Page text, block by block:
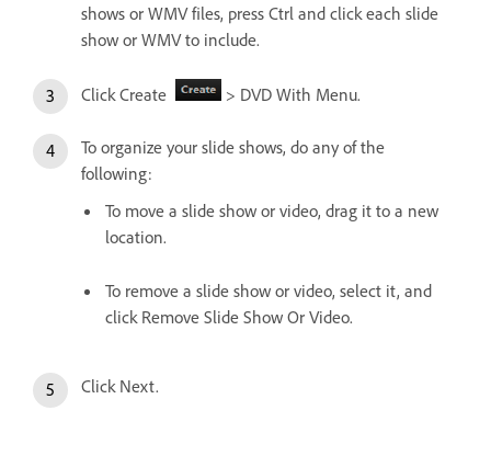
shows or WMV files, press Ctrl and click each slide
show or WMV to include.
Click Create > DVD With Menu.
To organize your slide shows, do any of the
following:
To move a slide show or video, drag it to a new
location.
To remove a slide show or video, select it, and
click Remove Slide Show Or Video.
Click Next.